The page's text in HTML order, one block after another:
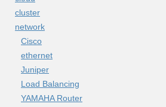
cluster
network
Cisco
ethernet
Juniper
Load Balancing
YAMAHA Router